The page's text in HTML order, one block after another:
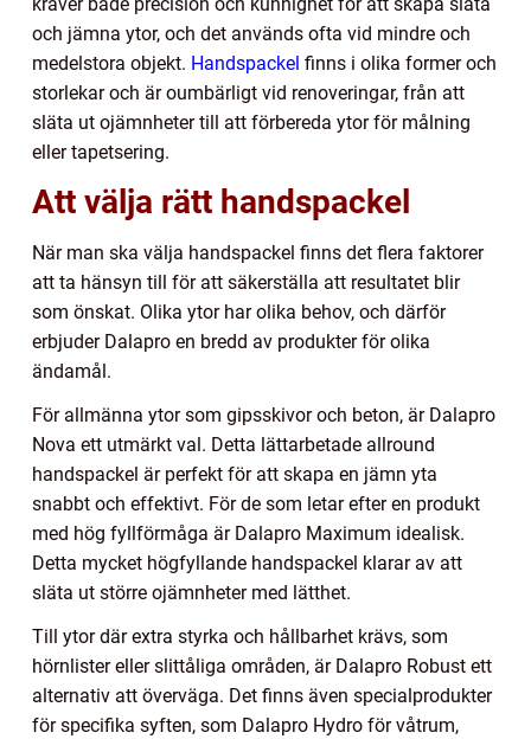
och jämna ytor, och det används ofta vid mindre och
medelstora objekt. Handspackel finns i olika former och
storlekar och är oumbärligt vid renoveringar, från att
släta ut ojämnheter till att förbereda ytor för målning
eller tapetsering.
Att välja rätt handspackel
När man ska välja handspackel finns det flera faktorer
att ta hänsyn till för att säkerställa att resultatet blir
som önskat. Olika ytor har olika behov, och därför
erbjuder Dalapro en bredd av produkter för olika
ändamål.
För allmänna ytor som gipsskivor och beton, är Dalapro
Nova ett utmärkt val. Detta lättarbetade allround
handspackel är perfekt för att skapa en jämn yta
snabbt och effektivt. För de som letar efter en produkt
med hög fyllförmåga är Dalapro Maximum idealisk.
Detta mycket högfyllande handspackel klarar av att
släta ut större ojämnheter med lätthet.
Till ytor där extra styrka och hållbarhet krävs, som
hörnlister eller slittåliga områden, är Dalapro Robust ett
alternativ att överväga. Det finns även specialprodukter
för specifika syften, som Dalapro Hydro för våtrum,